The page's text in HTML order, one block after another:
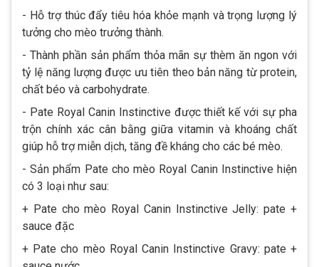
- Hỗ trợ thúc đẩy tiêu hóa khỏe mạnh và trọng lượng lý
tưởng cho mèo trưởng thành.
- Thành phần sản phẩm thỏa mãn sự thèm ăn ngon với
tỷ lệ năng lượng được ưu tiên theo bản năng từ protein,
chất béo và carbohydrate.
- Pate Royal Canin Instinctive được thiết kế với sự pha
trộn chính xác cân bằng giữa vitamin và khoáng chất
giúp hỗ trợ miễn dịch, tăng đề kháng cho các bé mèo.
- Sản phẩm Pate cho mèo Royal Canin Instinctive hiện
có 3 loại như sau:
+ Pate cho mèo Royal Canin Instinctive Jelly: pate +
sauce đặc
+ Pate cho mèo Royal Canin Instinctive Gravy: pate +